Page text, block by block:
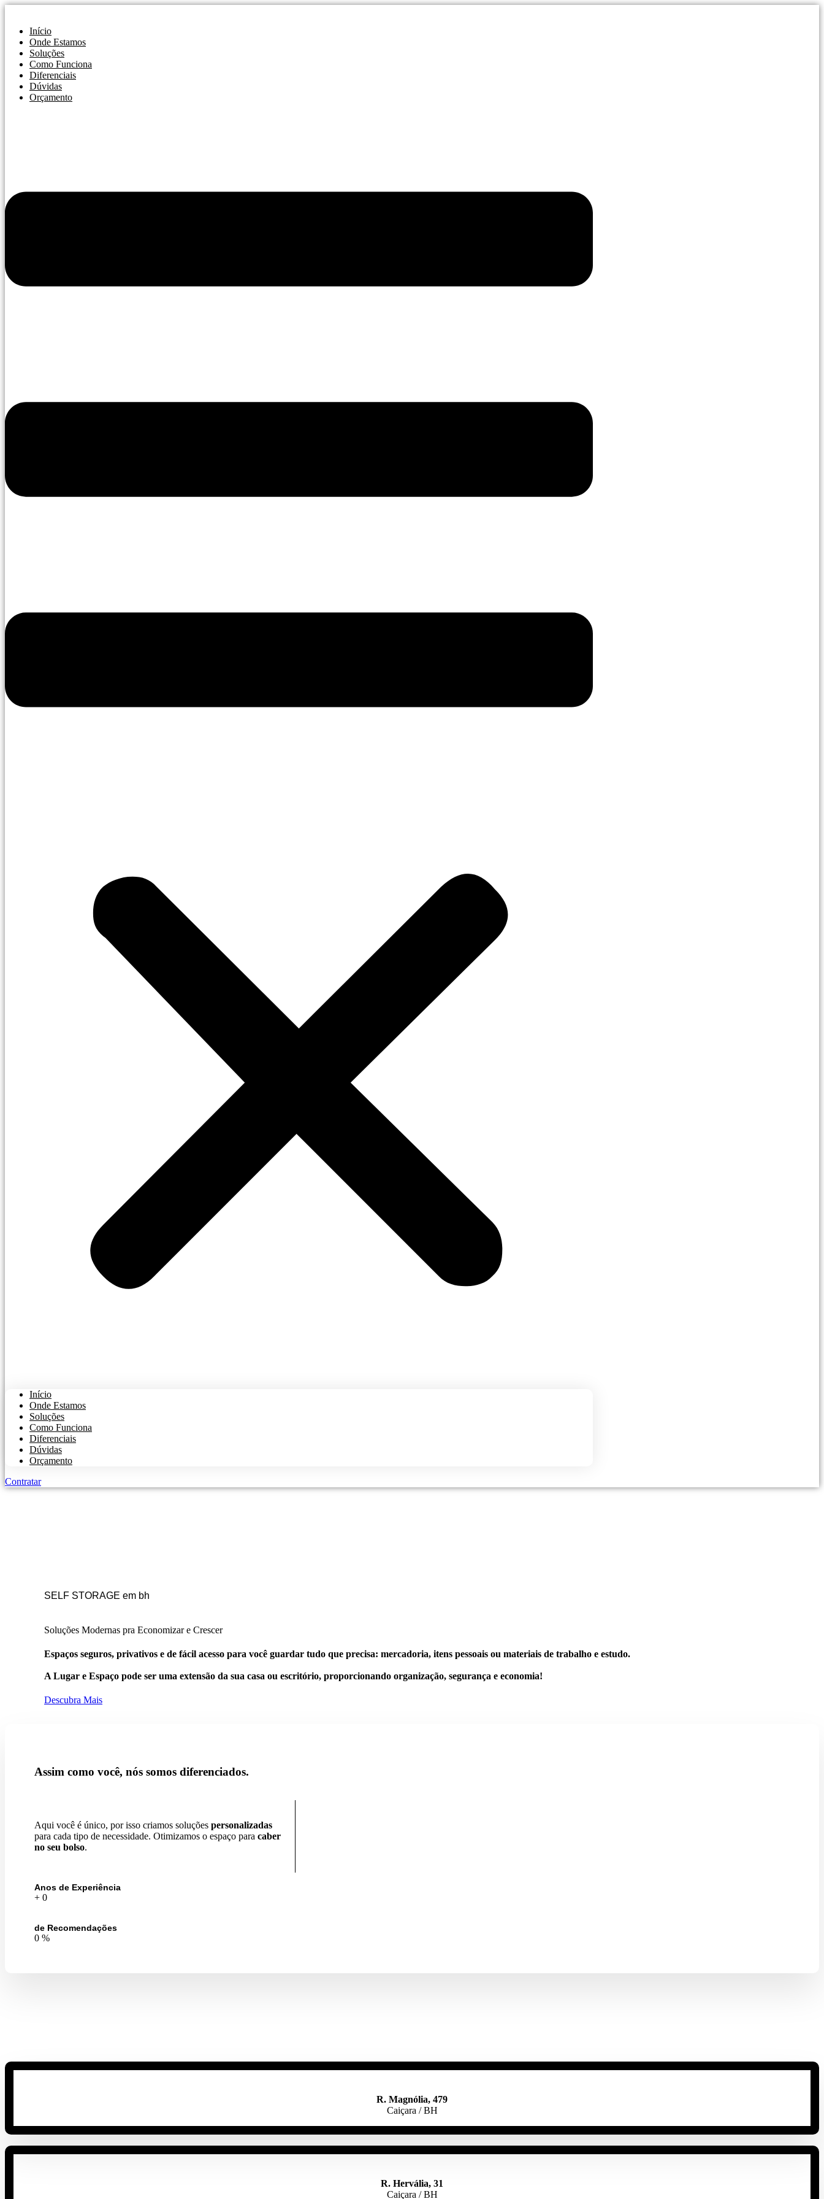
conteúdo
Início
Onde Estamos
Soluções
Como Funciona
Diferenciais
Dúvidas
Orçamento
Início
Onde Estamos
Soluções
Como Funciona
Diferenciais
Dúvidas
Orçamento
Contratar
SELF STORAGE em bh
Soluções Modernas pra Economizar e Crescer
Espaços seguros, privativos e de fácil acesso para você guardar tudo que precisa: mercadoria, itens pessoais ou materiais de trabalho e estudo.
A Lugar e Espaço pode ser uma extensão da sua casa ou escritório, proporcionando organização, segurança e economia!
Descubra Mais
Assim como você, nós somos diferenciados.
Aqui você é único, por isso criamos soluções personalizadas
para cada tipo de necessidade. Otimizamos o espaço para caber
no seu bolso.
Anos de Experiência
+ 0
de Recomendações
0 %
R. Magnólia, 479
Caiçara / BH
R. Hervália, 31
Caiçara / BH